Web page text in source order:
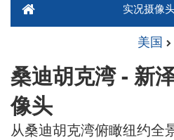
实况摄像
美国
桑迪胡克湾 - 新
像头
从桑迪胡克湾俯瞰纽约全